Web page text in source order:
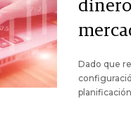
Dado que
planificación